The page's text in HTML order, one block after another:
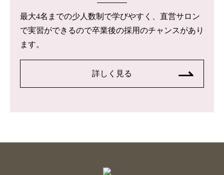
最大4名までの少人数制で学びやすく、直営サロン
で実習ができるので卒業後の採用のチャンスがあり
ます。
詳しく見る